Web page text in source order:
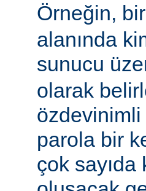
Örneğin,
alanında
sunucu
olarak
parola bir
çok sayıda